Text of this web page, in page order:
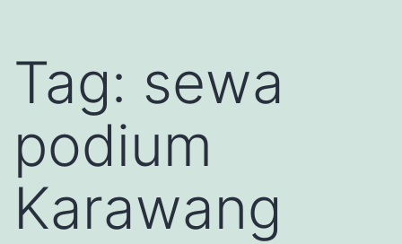
Tag: sewa
podium
Karawang